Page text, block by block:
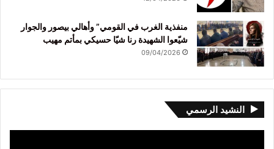
منفذية الغرب في القومي” وأهالي بيصور والجوار
شيّعوا الشهيدة رنا شيّا حسيكي بمأتم مهيب
09/04/2026
النشيد الرسمي